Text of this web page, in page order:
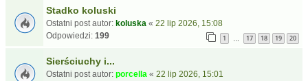
Stadko koluski
Ostatni post autor: koluska « 22 lip 2026, 15:08
Odpowiedzi: 199 1 17 18 19 20
Sierściuchy i...
Ostatni post autor: porcella « 22 lip 2026, 15:01